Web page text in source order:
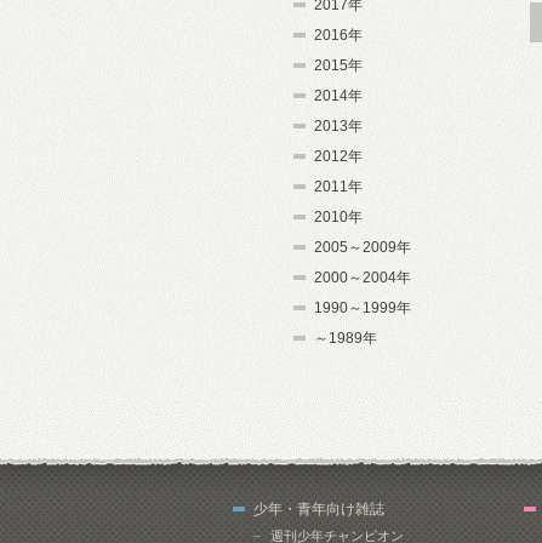
2017年
2016年
2015年
2014年
2013年
2012年
2011年
2010年
2005～2009年
2000～2004年
1990～1999年
～1989年
少年・青年向け雑誌
週刊少年チャンピオン